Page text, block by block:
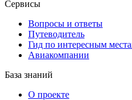
Сервисы
Вопросы и ответы
Путеводитель
Гид по интересным
Авиакомпании
База знаний
О проекте